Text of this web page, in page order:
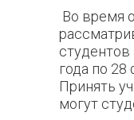
Во время
студентов
года по 28
Принять
могут